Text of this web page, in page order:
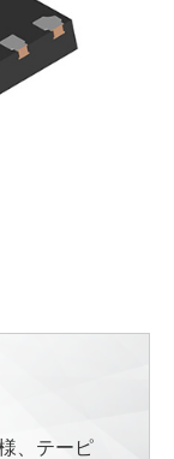
、テーピ